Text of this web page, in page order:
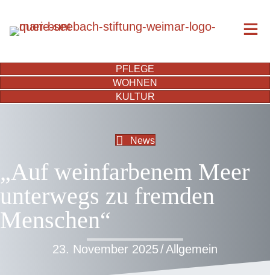
PFLEGE
WOHNEN
KULTUR
News
„Auf weinfarbenem Meer
unterwegs zu fremden
Menschen“
23. November 2025/Allgemein